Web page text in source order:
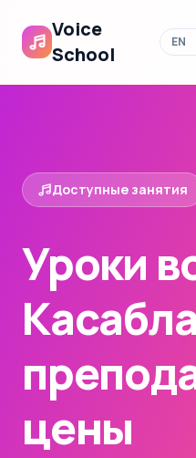
Voice
School
EN
Доступные занятия
Уроки
цены